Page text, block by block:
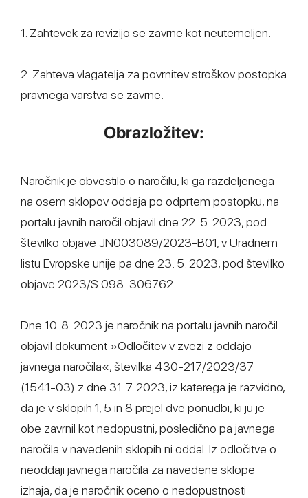
1. Zahtevek za revizijo se zavrne kot neutemeljen.
2. Zahteva vlagatelja za povrnitev stroškov postopka
pravnega varstva se zavrne.
Obrazložitev:
Naročnik je obvestilo o naročilu, ki ga razdeljenega
na osem sklopov oddaja po odprtem postopku, na
portalu javnih naročil objavil dne 22. 5. 2023, pod
številko objave JN003089/2023-B01, v Uradnem
listu Evropske unije pa dne 23. 5. 2023, pod številko
objave 2023/S 098-306762.
Dne 10. 8. 2023 je naročnik na portalu javnih naročil
objavil dokument »Odločitev v zvezi z oddajo
javnega naročila«, številka 430-217/2023/37
(1541-03) z dne 31. 7. 2023, iz katerega je razvidno,
da je v sklopih 1, 5 in 8 prejel dve ponudbi, ki ju je
obe zavrnil kot nedopustni, posledično pa javnega
naročila v navedenih sklopih ni oddal. Iz odločitve o
neoddaji javnega naročila za navedene sklope
izhaja, da je naročnik oceno o nedopustnosti